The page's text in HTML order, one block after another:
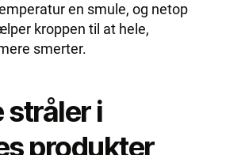
en smule, og netop
kroppen til at hele,
smerter.
stråler i
produkter